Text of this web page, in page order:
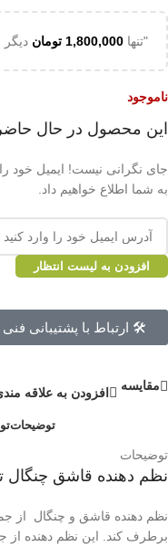
"تنها 1,800,000 تومان دیگر
ناموجود
این محصول در حال
جای نگرانی نیست! ایمیل خود
به شما اطلاع خواهیم داد.
افزودن به لیست انتظار
🛠 ارتباط با پشتیبانی
مقايسه افزودن به علاقه
توضیحات
توضیحات
نظم دهنده قاشق چنگال
نظم دهنده قاشق و چنگال از
برطرف کند. این نظم دهنده از